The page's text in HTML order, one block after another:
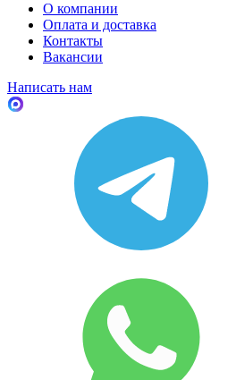
О компании
Оплата и доставка
Контакты
Вакансии
Написать нам